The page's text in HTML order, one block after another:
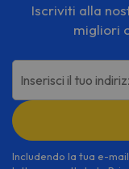
Iscriviti alla
migliori
Inserisci il tuo
Includendo la tua e-